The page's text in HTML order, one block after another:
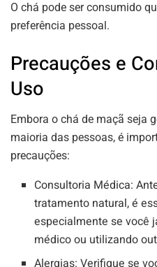
O chá pode ser consumido
preferência pessoal.
Precauções e
Uso
Embora o chá de maçã seja
maioria das pessoas, é
precauções:
Consultoria Médica:
tratamento natural, é
especialmente se você
médico ou utilizando